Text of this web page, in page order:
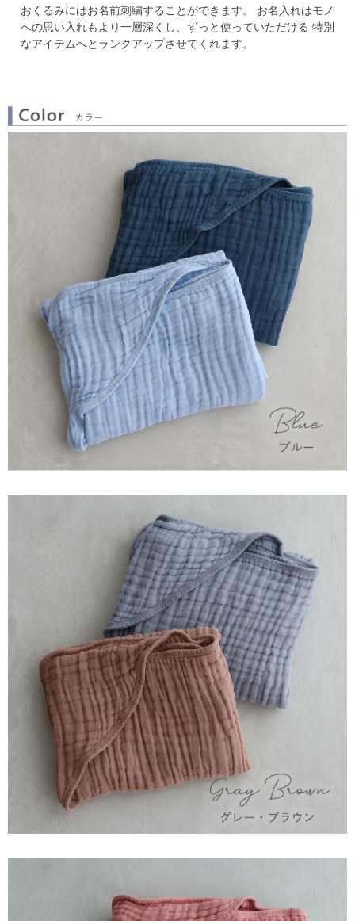
おくるみにはお名前刺繍することができます。
お名入れはモノ
への思い入れもより一層深くし、ずっと使っていただける 特別
なアイテムへとランクアップさせてくれます。